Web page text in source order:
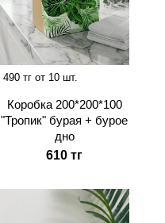
490 тг от 10 шт.
Коробка 200*200*100
"Тропик" бурая + бурое
дно
610 тг